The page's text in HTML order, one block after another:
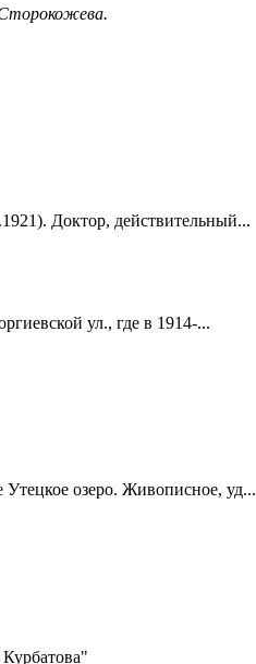
Доктор, действительный...
ул., где в 1914-...
Утецкое озеро. Живописное, уд...